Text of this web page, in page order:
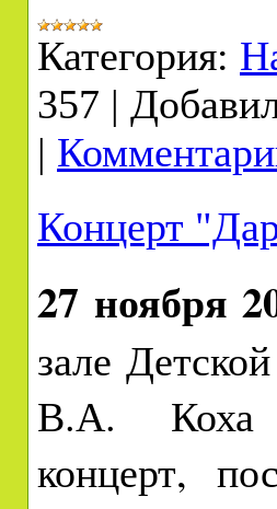
Категория:
357 |
|
Концерт
27 ноября
зале
В.А. Коха
концерт,